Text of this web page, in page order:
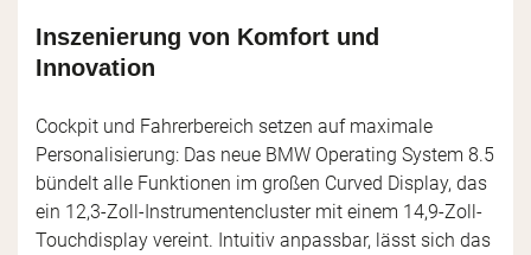
Inszenierung von Komfort und
Innovation
Cockpit und Fahrerbereich setzen auf maximale
Personalisierung: Das neue BMW Operating System 8.5
bündelt alle Funktionen im großen Curved Display, das
ein 12,3-Zoll-Instrumentencluster mit einem 14,9-Zoll-
Touchdisplay vereint. Intuitiv anpassbar, lässt sich das